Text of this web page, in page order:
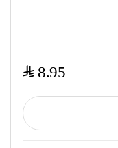
8.95
$